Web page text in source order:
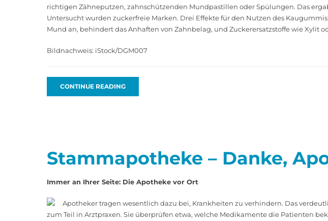
richtigen Zähneputzen, zahnschützenden Mundpastillen oder Spülungen. Das
Untersucht wurden zuckerfreie Marken. Drei Effekte für den Nutzen des
Mund an, behindert das Anhaften von Zahnbelag, und Zuckerersatzstoffe wie Xylit
Bildnachweis: iStock/DGM007
CONTINUE READING
Stammapotheke – Danke,
Immer an Ihrer Seite: Die Apotheke vor Ort
Apotheker tragen wesentlich dazu bei, Krankheiten zu verhindern. Das
zum Teil in Arztpraxen. Sie überprüfen etwa, welche Medikamente die Patienten